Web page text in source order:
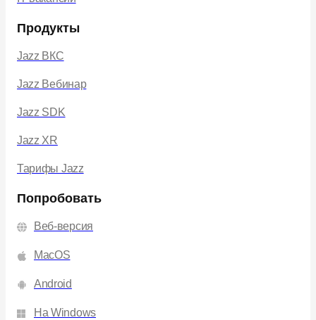
Продукты
Jazz ВКС
Jazz Вебинар
Jazz SDK
Jazz XR
Тарифы Jazz
Попробовать
Веб-версия
MacOS
Android
На Windows